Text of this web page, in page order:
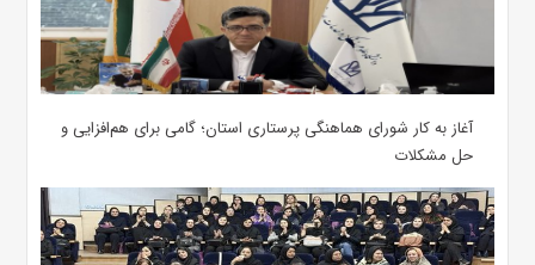
آغاز به کار شورای هماهنگی پرستاری استان؛ گامی برای هم‌افزایی و
حل مشکلات